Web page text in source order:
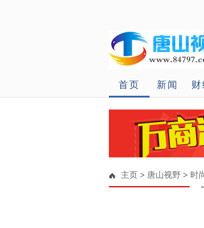
首页 新闻 财
主页 > 唐山视野 > 时